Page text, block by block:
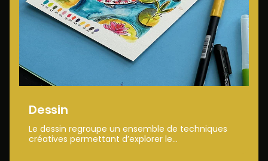
Dessin
Le dessin regroupe un ensemble de techniques
créatives permettant d’explorer le...